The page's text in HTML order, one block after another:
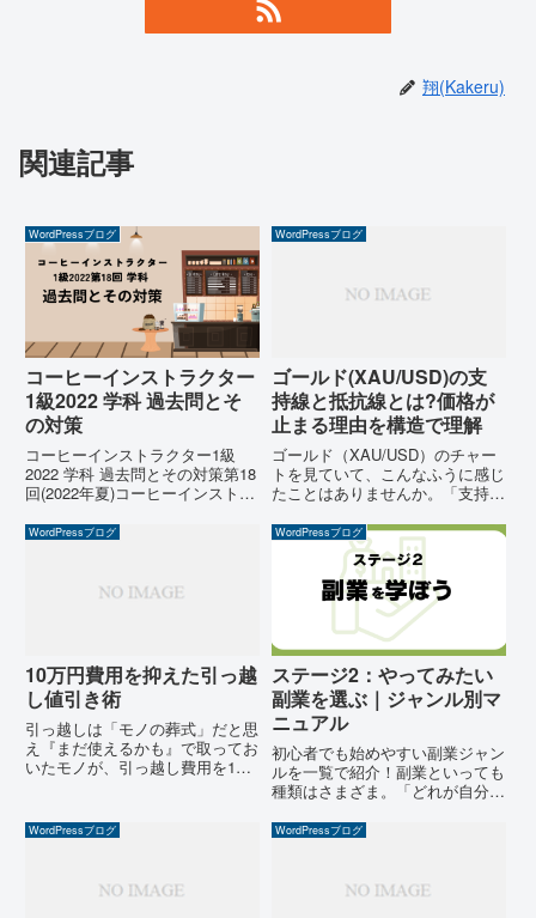
翔(Kakeru)
関連記事
WordPressブログ
コーヒーインストラクター
1級2022 学科 過去問とそ
の対策
コーヒーインストラクター1級
2022 学科 過去問とその対策第18
回(2022年夏)コーヒーインストラ
で、覚えている限りの問題とその
こでは学科の問題のみ...
WordPressブログ
ゴールド(XAU/USD)の支
持線と抵抗線とは?価格が
止まる理由を構造で理解
ゴールド（XAU/USD）のチャー
トを見ていて、こんなふうに感じ
たことはありませんか。「支持線
機能しない」「反発すると思った
のに、あっさり抜けてしまう」
「どの価格を基準にラインを引け
ばいいのか分からない」「ライ...
WordPressブログ
10万円費用を抑えた引っ越
し値引き術
引っ越しは「モノの葬式」だと思
え『まだ使えるかも』で取ってお
いたモノが、引っ越し費用を1万
いゴミだと、西垣は7回目の引っ
越しで悟りました。こんにちは。
WordPressブログ
ステージ2：やってみたい
副業を選ぶ｜ジャンル別マ
ニュアル
初心者でも始めやすい副業ジャン
ルを一覧で紹介！副業といっても
種類はさまざま。「どれが自分に
迷っていませんか？ここでは、初
の興味やライフスタイルに合わ
WordPressブログ WordPressブログ